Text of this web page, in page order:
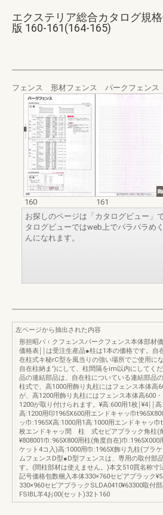
エクステリア総合カタログ規
版 160-161(164-165)
フェンス 形材フェンス パークフェンス
160
161
お探しのページは「カタログビュー」
タログビューではweb上でパラパラめ
んになれます。
左ページから抽出された内容
形担昭パ︲クフェンスパークフェンス本体部材
価格表￨￨は受注生産品●柱は1本の価格です。自
在柱式キ秘rC型を風当りの強い場所でご使用に
自在柱納ま')にして、柱間隔をim以内にしてく
品の連結部品は、自在柱についている連結部品
柱式で、高1000用飾り丸柱にはフェンス本体高
が、高1200用飾り丸柱にはフェンス本体高600・
1200が取り付けられます。¥高:600用1枚￨¥4￨￨高
高:1200用印1965X600用エンドキャッ巾
ッ巾:1965X高:1000用1高:1000用エンドキャッ巾
枚エンドキャッ間 柱 式セビアプラック角柱(
¥808001巾:965X800用柱(角度自在)巾:1965X000
ケット4コ入)高:1000用巾:1965X飾り九柱(ブラ
ムフェンスD型●D型フェンスは、専用の取付部
す。(間柱部材は使えません。)本文510買名称
記号価格包数梱入本体330×760セピアプラック
330×960セビアブラックSLDA0410¥63300取付
FSlBL羊4お00(セット)32ト160